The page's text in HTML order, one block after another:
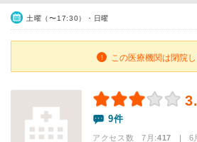
土曜（〜17:30）・日曜
この医療機関は閉院
9件
アクセス数 7月:417 | 6